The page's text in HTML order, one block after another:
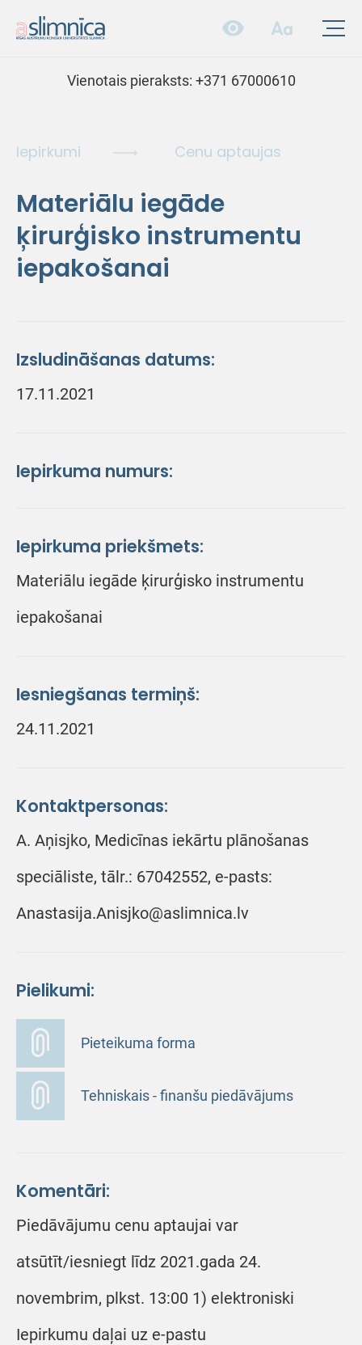
Vienotais pieraksts: +371 67000610
Iepirkumi Cenu aptaujas
Materiālu iegāde
ķirurģisko instrumentu
iepakošanai
Izsludināšanas datums:
17.11.2021
Iepirkuma numurs:
Iepirkuma priekšmets:
Materiālu iegāde ķirurģisko instrumentu
iepakošanai
Iesniegšanas termiņš:
24.11.2021
Kontaktpersonas:
A. Aņisjko, Medicīnas iekārtu plānošanas
speciāliste, tālr.: 67042552, e-pasts:
Anastasija.Anisjko@aslimnica.lv
Pielikumi:
Pieteikuma forma
Tehniskais - finanšu piedāvājums
Komentāri:
Piedāvājumu cenu aptaujai var
atsūtīt/iesniegt līdz 2021.gada 24.
novembrim, plkst. 13:00 1) elektroniski
Iepirkumu daļai uz e-pastu